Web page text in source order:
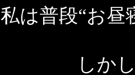
私は普段“お
しか